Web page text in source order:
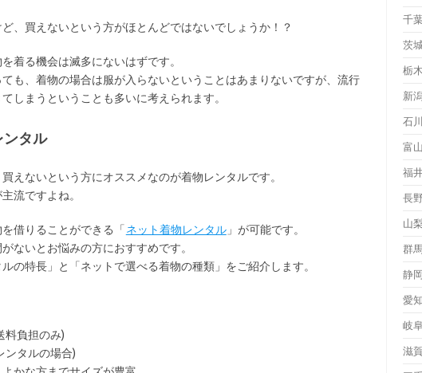
、買えないという方がほとんどではないでしょうか！？
着る機会は滅多にないはずです。
も、着物の場合は服が入らないということはあまりないですが、流行
しまうということも多いに考えられます。
ンタル
えないという方にオススメなのが着物レンタルです。
流ですよね。
借りることができる「 ネット着物レンタル」が可能です。
ないとお悩みの方におすすめです。
の特長」と「ネットで選べる着物の種類」をご紹介します。
料負担のみ)
ンタルの場合)
千
茨
栃
新
石
富
福
長
山
群
静
愛
岐
滋